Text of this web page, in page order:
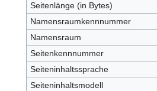
Seitenlänge (in Bytes)
Namensraumkennnummer
Namensraum
Seitenkennnummer
Seiteninhaltssprache
Seiteninhaltsmodell